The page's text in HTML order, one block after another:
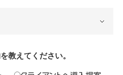
教えてください。